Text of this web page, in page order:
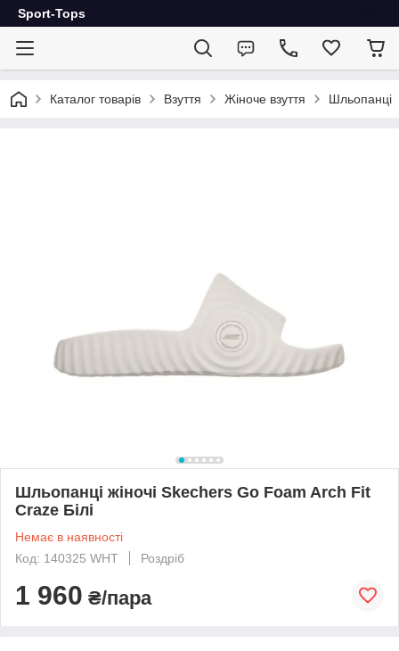
Sport-Tops
Каталог товарів Взуття Жіноче взуття Шльопанці
Шльопанці жіночі Skechers Go Foam Arch Fit
Craze Білі
Немає в наявності
Код: 140325 WHT
Роздріб
1 960 ₴/пара